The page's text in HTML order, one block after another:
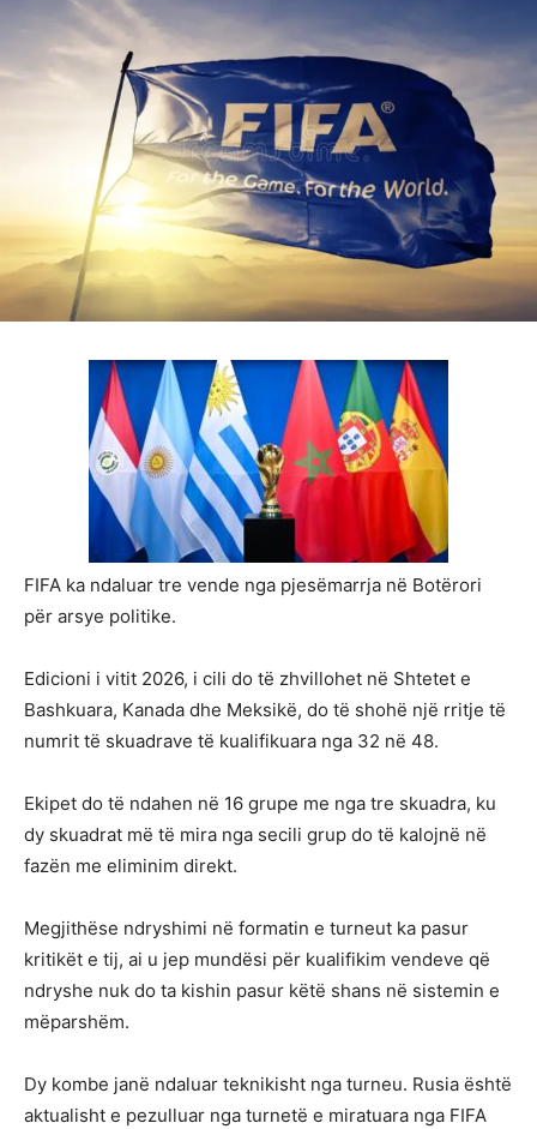
FIFA ka ndaluar tre vende nga pjesëmarrja në Botërori
për arsye politike.
Edicioni i vitit 2026, i cili do të zhvillohet në Shtetet e
Bashkuara, Kanada dhe Meksikë, do të shohë një rritje të
numrit të skuadrave të kualifikuara nga 32 në 48.
Ekipet do të ndahen në 16 grupe me nga tre skuadra, ku
dy skuadrat më të mira nga secili grup do të kalojnë në
fazën me eliminim direkt.
Megjithëse ndryshimi në formatin e turneut ka pasur
kritikët e tij, ai u jep mundësi për kualifikim vendeve që
ndryshe nuk do ta kishin pasur këtë shans në sistemin e
mëparshëm.
Dy kombe janë ndaluar teknikisht nga turneu. Rusia është
aktualisht e pezulluar nga turnetë e miratuara nga FIFA